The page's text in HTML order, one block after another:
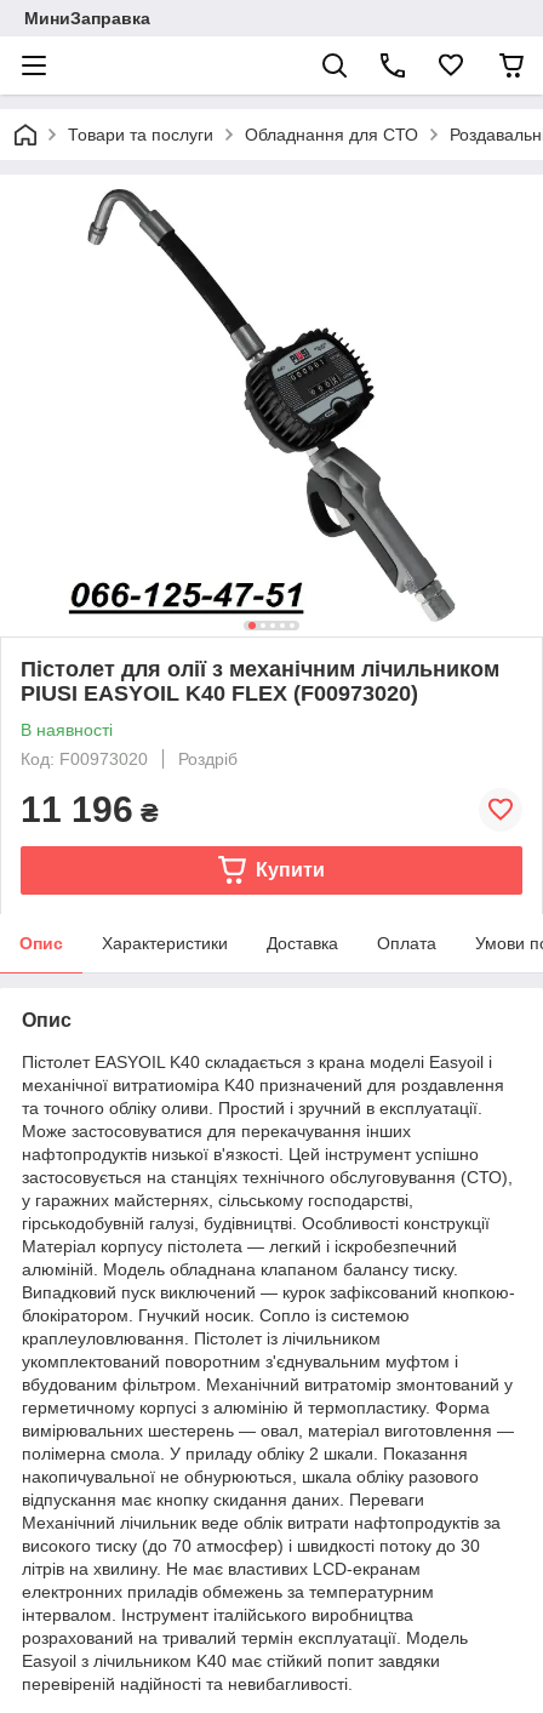
МиниЗаправка
Товари та послуги Обладнання для СТО
Пістолет для олії з механічним лічильником
PIUSI EASYOIL K40 FLEX (F00973020)
В наявності
Код: F00973020
Роздріб
11 196 ₴
Купити
Опис Характеристики Доставка Оплата Умови
Опис
Пістолет EASYOIL K40 складається з крана моделі Easyoil і
механічної витратиоміра K40 призначений для роздавлення
та точного обліку оливи. Простий і зручний в експлуатації.
Може застосовуватися для перекачування інших
нафтопродуктів низької в'язкості. Цей інструмент успішно
застосовується на станціях технічного обслуговування (СТО),
у гаражних майстернях, сільському господарстві,
гірськодобувній галузі, будівництві. Особливості конструкції
Матеріал корпусу пістолета — легкий і іскробезпечний
алюміній. Модель обладнана клапаном балансу тиску.
Випадковий пуск виключений — курок зафіксований кнопкою-
блокіратором. Гнучкий носик. Сопло із системою
краплеуловлювання. Пістолет із лічильником
укомплектований поворотним з'єднувальним муфтом і
вбудованим фільтром. Механічний витратомір змонтований у
герметичному корпусі з алюмінію й термопластику. Форма
вимірювальних шестерень — овал, матеріал виготовлення —
полімерна смола. У приладу обліку 2 шкали. Показання
накопичувальної не обнурюються, шкала обліку разового
відпускання має кнопку скидання даних. Переваги
Механічний лічильник веде облік витрати нафтопродуктів за
високого тиску (до 70 атмосфер) і швидкості потоку до 30
літрів на хвилину. Не має властивих LCD-екранам
електронних приладів обмежень за температурним
інтервалом. Інструмент італійського виробництва
розрахований на тривалий термін експлуатації. Модель
Easyoil з лічильником K40 має стійкий попит завдяки
перевіреній надійності та невибагливості.